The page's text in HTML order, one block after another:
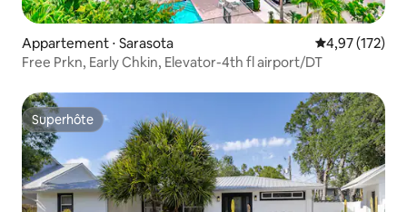
Appartement ⋅ Sarasota Évaluation
4,97 (172)
Free Prkn, Early Chkin, Elevator-4th fl airport/DT
Superhôte
Superhôte